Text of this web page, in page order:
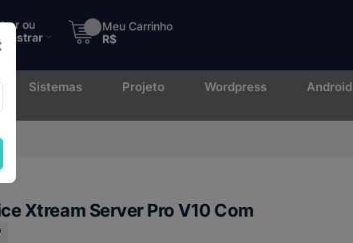
ou
Meu Carrinho
R$
Sistemas Projeto Wordpress Android
Xtream Server Pro V10 Com